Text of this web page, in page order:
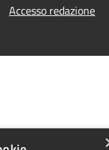
Accesso redazione